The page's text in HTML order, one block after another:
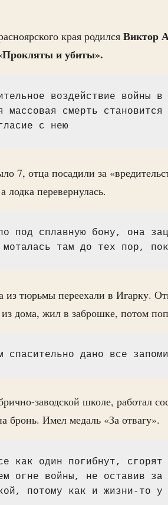
края родился Виктор
и убиты».
воздействие войны
массовая смерть
с нею
7, отца посадили за
лодка перевернулась.
под сплавную бону, она
там до тех пор,
из тюрьмы переехали в Игарку.
дома, жил в заброшке, потом
спасительно дано все
заводской школе, работал
бронь. Имел медаль «За отвагу».
как один погибнут, сгорят
огне войны, не оставив
потому как и жизни-то у